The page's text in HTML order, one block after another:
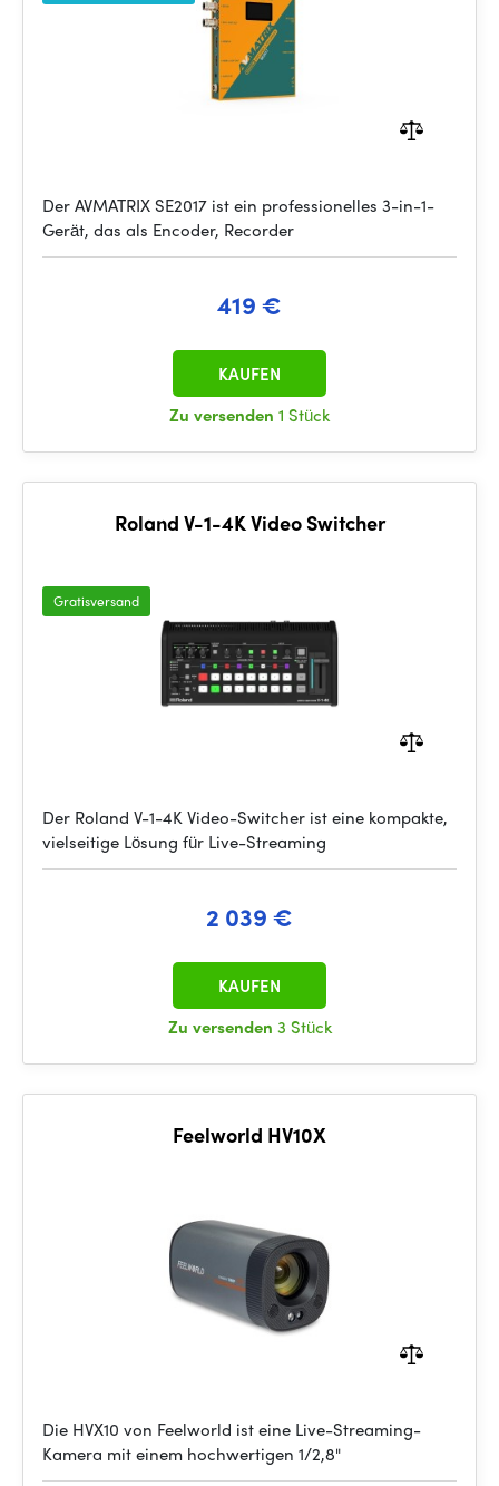
Der AVMATRIX SE2017 ist ein professionelles 3-in-1-
Gerät, das als Encoder, Recorder
419 €
Zu versenden 1 Stück
KAUFEN
Roland V-1-4K Video Switcher
Gratisversand
Der Roland V-1-4K Video-Switcher ist eine kompakte,
vielseitige Lösung für Live-Streaming
2 039 €
Zu versenden 3 Stück
KAUFEN
Feelworld HV10X
Die HVX10 von Feelworld ist eine Live-Streaming-
Kamera mit einem hochwertigen 1/2,8"